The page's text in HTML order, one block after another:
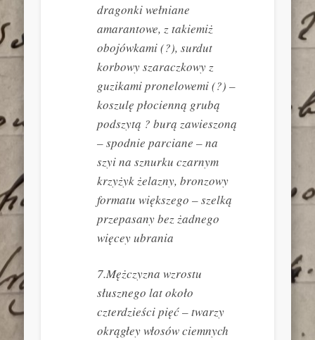
dragonki wełniane
amarantowe, z takiemiż
obojówkami (?), surdut
korbowy szaraczkowy z
guzikami pronelowemi (?) –
koszulę płocienną grubą
podszytą ? burą zawieszoną
– spodnie parciane – na
szyi na sznurku czarnym
krzyżyk żelazny, bronzowy
formatu większego – szelką
przepasany bez żadnego
więcey ubrania
7.Mężczyzna wzrostu
słusznego lat około
czterdzieści pięć – twarzy
okrągłey włosów ciemnych